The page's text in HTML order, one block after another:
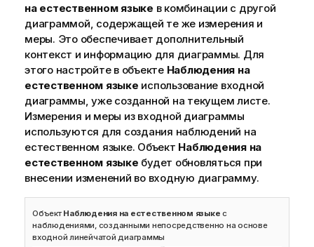
на естественном языке в комбинации с другой
диаграммой, содержащей те же измерения и
меры. Это обеспечивает дополнительный
контекст и информацию для диаграммы. Для
этого настройте в объекте Наблюдения на
естественном языке использование входной
диаграммы, уже созданной на текущем листе.
Измерения и меры из входной диаграммы
используются для создания наблюдений на
естественном языке. Объект Наблюдения на
естественном языке будет обновляться при
внесении изменений во входную диаграмму.
Объект Наблюдения на естественном языке с
наблюдениями, созданными непосредственно на основе
входной линейчатой диаграммы